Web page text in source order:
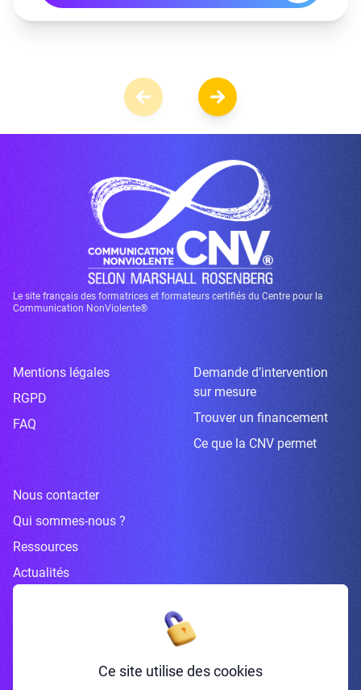
Le site français des formatrices et formateurs certifiés du Centre pour la
Communication NonViolente®
Mentions légales
RGPD
FAQ
Demande d’intervention
sur mesure
Trouver un financement
Ce que la CNV permet
Nous contacter
Qui sommes-nous ?
Ressources
Actualités
Inscrivez-vous à la newsletter
Ce site utilise des cookies